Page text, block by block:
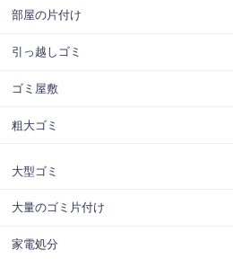
部屋の片付け
引っ越しゴミ
ゴミ屋敷
粗大ゴミ
大型ゴミ
大量のゴミ片付け
家電処分